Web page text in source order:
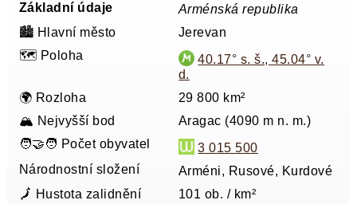
Základní údaje
Arménská republika
🏙️ Hlavní město
Jerevan
🗺️ Poloha
40.17° s. š., 45.04° v.
d.
🌍 Rozloha
29 800 km²
🏔️ Nejvyšší bod
Aragac (4090 m n. m.)
🧑‍🤝‍🧑 Počet obyvatel
Národnostní složení
3 015 500
Arméni, Rusové, Kurdové
🗾 Hustota zalidnění
101 ob. / km²